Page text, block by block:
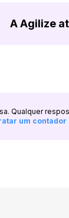
A Agilize
Qualquer
um contador